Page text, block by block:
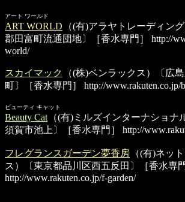
アート ワールド
ART WORLD
（(有)アラヤトレーディン
郡田富町流通団地〕［香水専門］
http://
world/
スカイマック
（(株)ベンラックス）〔広
町〕［香水専門］
http://www.rakuten.co.jp/
ビューティ キャット
Beauty Cat （(有)ミルズインターナショナ
須賀市池上〕［香水専門］
http://
フレグランスガーデン夢香房 （(有)ネッ
ス）〔東京都品川区西五反田〕［香水専門
http://www.rakuten.co.jp/f-garden/